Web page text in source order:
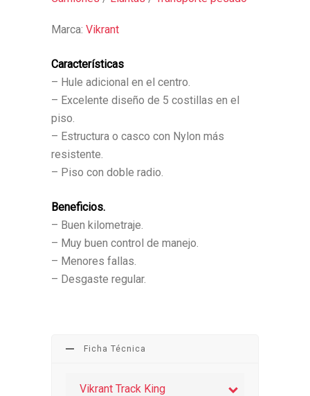
Marca: Vikrant
Características
– Hule adicional en el centro.
– Excelente diseño de 5 costillas en el
piso.
– Estructura o casco con Nylon más
resistente.
– Piso con doble radio.
Beneficios.
– Buen kilometraje.
– Muy buen control de manejo.
– Menores fallas.
– Desgaste regular.
Ficha Técnica
Vikrant Track King